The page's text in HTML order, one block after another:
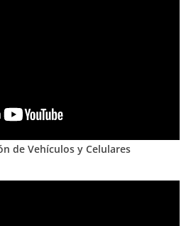
de Vehículos y Celulares